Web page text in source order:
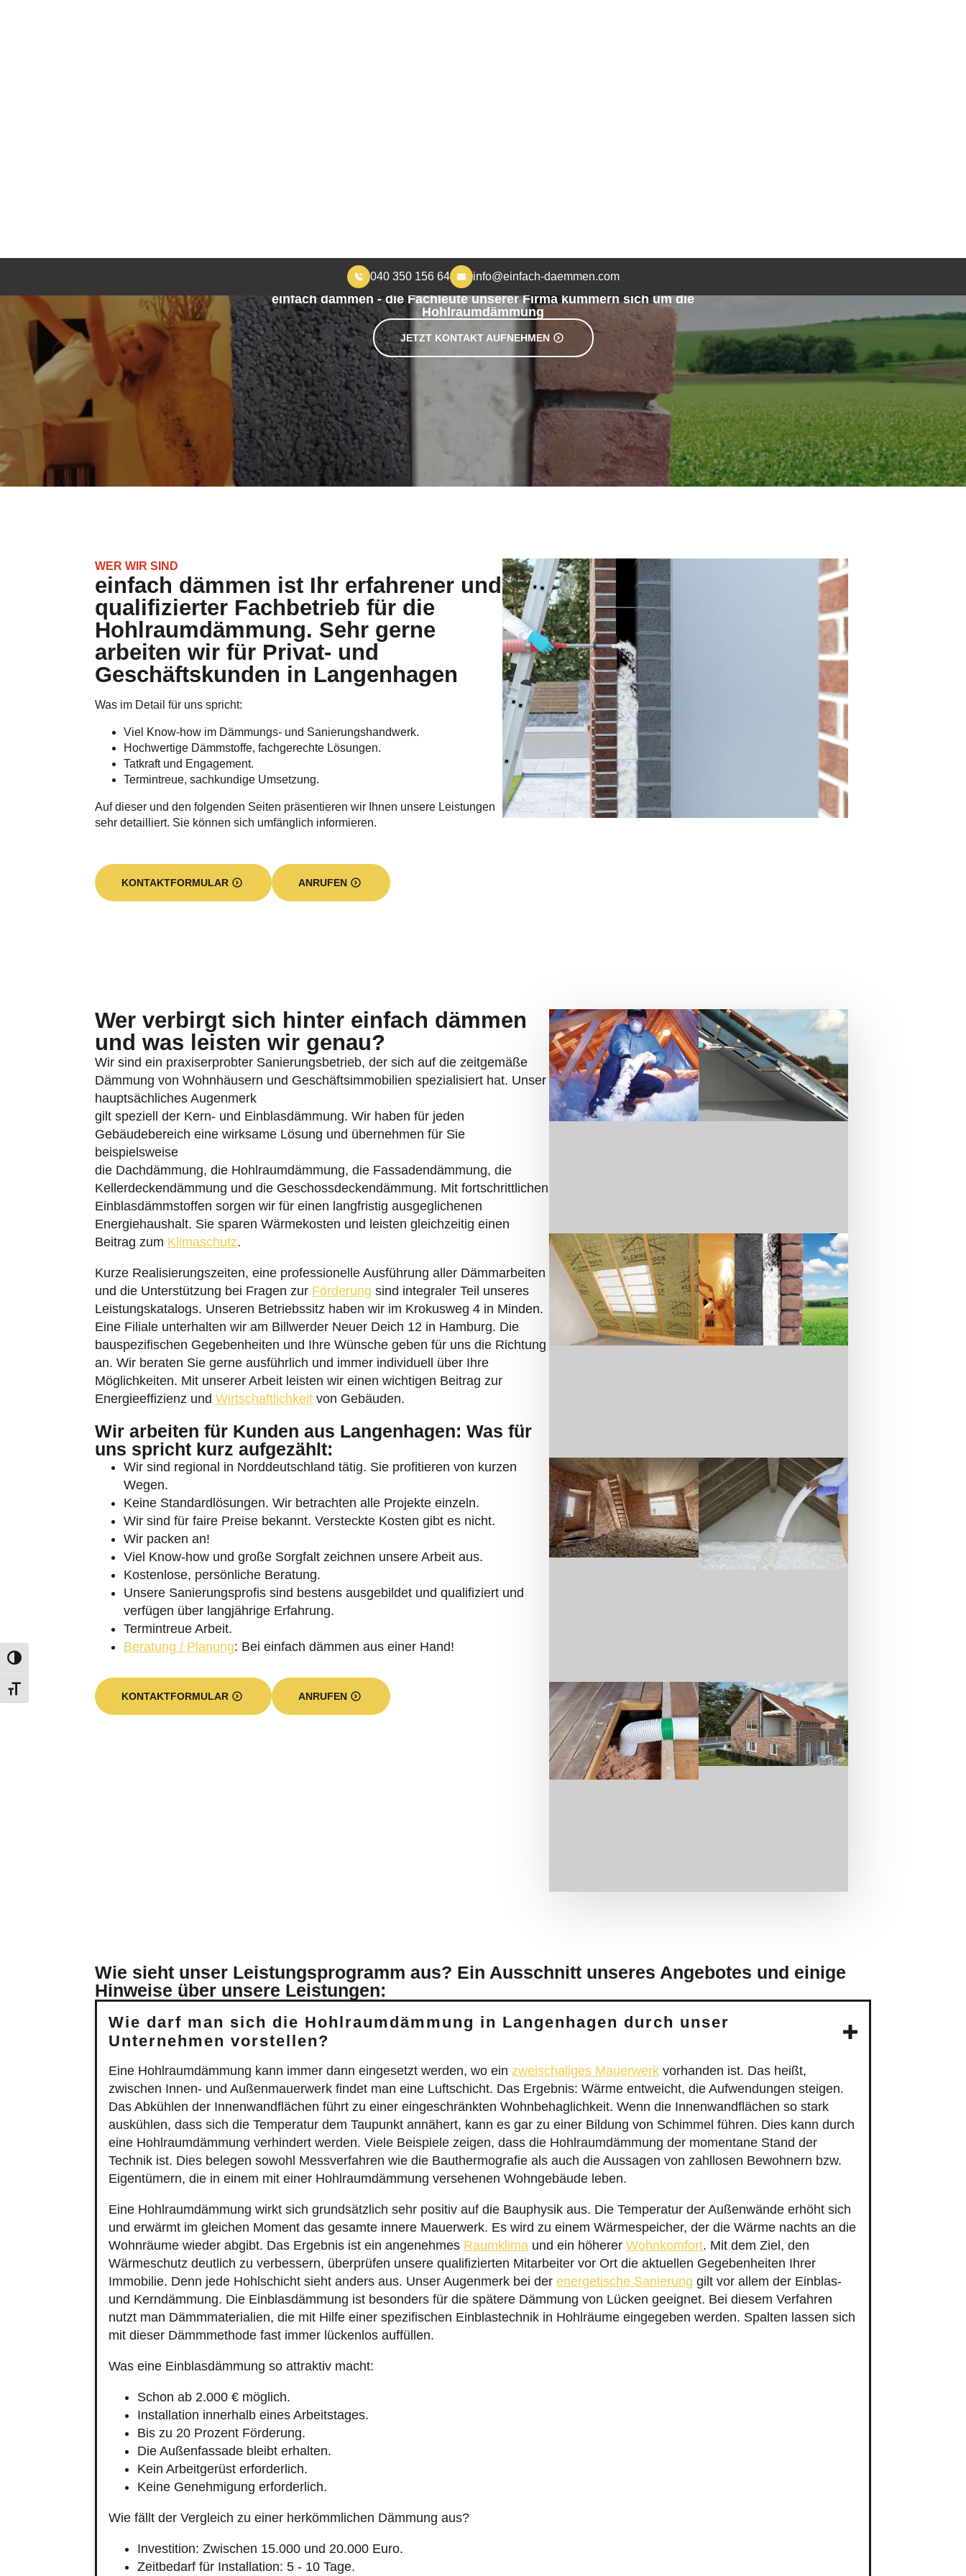
Umschalten auf hohe Kontraste
Langenhagen
einfach dämmen - die Fachleute unserer Firma kümmern sich um die
Hohlraumdämmung
JETZT KONTAKT AUFNEHMEN
WER WIR SIND
einfach dämmen ist Ihr erfahrener und
qualifizierter Fachbetrieb für die
Hohlraumdämmung. Sehr gerne
arbeiten wir für Privat- und
Geschäftskunden in Langenhagen
Was im Detail für uns spricht:
Viel Know-how im Dämmungs- und Sanierungshandwerk.
Hochwertige Dämmstoffe, fachgerechte Lösungen.
Tatkraft und Engagement.
Termintreue, sachkundige Umsetzung.
Auf dieser und den folgenden Seiten präsentieren wir Ihnen unsere Leistungen
sehr detailliert. Sie können sich umfänglich informieren.
KONTAKTFORMULAR ANRUFEN
Wer verbirgt sich hinter einfach dämmen
und was leisten wir genau?
Wir sind ein praxiserprobter Sanierungsbetrieb, der sich auf die zeitgemäße
Dämmung von Wohnhäusern und Geschäftsimmobilien spezialisiert hat. Unser
hauptsächliches Augenmerk
gilt speziell der Kern- und Einblasdämmung. Wir haben für jeden
Gebäudebereich eine wirksame Lösung und übernehmen für Sie
beispielsweise
die Dachdämmung, die Hohlraumdämmung, die Fassadendämmung, die
Kellerdeckendämmung und die Geschossdeckendämmung. Mit fortschrittlichen
Einblasdämmstoffen sorgen wir für einen langfristig ausgeglichenen
Energiehaushalt. Sie sparen Wärmekosten und leisten gleichzeitig einen
Beitrag zum Klimaschutz.
Kurze Realisierungszeiten, eine professionelle Ausführung aller Dämmarbeiten
und die Unterstützung bei Fragen zur Förderung sind integraler Teil unseres
Leistungskatalogs. Unseren Betriebssitz haben wir im Krokusweg 4 in Minden.
Eine Filiale unterhalten wir am Billwerder Neuer Deich 12 in Hamburg. Die
bauspezifischen Gegebenheiten und Ihre Wünsche geben für uns die Richtung
an. Wir beraten Sie gerne ausführlich und immer individuell über Ihre
Möglichkeiten. Mit unserer Arbeit leisten wir einen wichtigen Beitrag zur
Energieeffizienz und Wirtschaftlichkeit von Gebäuden.
Wir arbeiten für Kunden aus Langenhagen: Was für
uns spricht kurz aufgezählt:
Wir sind regional in Norddeutschland tätig. Sie profitieren von kurzen
Wegen.
Keine Standardlösungen. Wir betrachten alle Projekte einzeln.
Wir sind für faire Preise bekannt. Versteckte Kosten gibt es nicht.
Wir packen an!
Viel Know-how und große Sorgfalt zeichnen unsere Arbeit aus.
Kostenlose, persönliche Beratung.
Unsere Sanierungsprofis sind bestens ausgebildet und qualifiziert und
verfügen über langjährige Erfahrung.
Termintreue Arbeit.
Beratung / Planung: Bei einfach dämmen aus einer Hand!
KONTAKTFORMULAR ANRUFEN
Wie sieht unser Leistungsprogramm aus? Ein Ausschnitt unseres Angebotes und einige
Hinweise über unsere Leistungen:
Wie darf man sich die Hohlraumdämmung in Langenhagen durch unser
Unternehmen vorstellen?
Eine Hohlraumdämmung kann immer dann eingesetzt werden, wo ein zweischaliges Mauerwerk vorhanden ist. Das heißt,
zwischen Innen- und Außenmauerwerk findet man eine Luftschicht. Das Ergebnis: Wärme entweicht, die Aufwendungen steigen.
Das Abkühlen der Innenwandflächen führt zu einer eingeschränkten Wohnbehaglichkeit. Wenn die Innenwandflächen so stark
auskühlen, dass sich die Temperatur dem Taupunkt annähert, kann es gar zu einer Bildung von Schimmel führen. Dies kann durch
eine Hohlraumdämmung verhindert werden. Viele Beispiele zeigen, dass die Hohlraumdämmung der momentane Stand der
Technik ist. Dies belegen sowohl Messverfahren wie die Bauthermografie als auch die Aussagen von zahllosen Bewohnern bzw.
Eigentümern, die in einem mit einer Hohlraumdämmung versehenen Wohngebäude leben.
Eine Hohlraumdämmung wirkt sich grundsätzlich sehr positiv auf die Bauphysik aus. Die Temperatur der Außenwände erhöht sich
und erwärmt im gleichen Moment das gesamte innere Mauerwerk. Es wird zu einem Wärmespeicher, der die Wärme nachts an die
Wohnräume wieder abgibt. Das Ergebnis ist ein angenehmes Raumklima und ein höherer Wohnkomfort. Mit dem Ziel, den
Wärmeschutz deutlich zu verbessern, überprüfen unsere qualifizierten Mitarbeiter vor Ort die aktuellen Gegebenheiten Ihrer
Immobilie. Denn jede Hohlschicht sieht anders aus. Unser Augenmerk bei der energetische Sanierung gilt vor allem der Einblas-
und Kerndämmung. Die Einblasdämmung ist besonders für die spätere Dämmung von Lücken geeignet. Bei diesem Verfahren
nutzt man Dämmmaterialien, die mit Hilfe einer spezifischen Einblastechnik in Hohlräume eingegeben werden. Spalten lassen sich
mit dieser Dämmmethode fast immer lückenlos auffüllen.
Was eine Einblasdämmung so attraktiv macht:
Schon ab 2.000 € möglich.
Installation innerhalb eines Arbeitstages.
Bis zu 20 Prozent Förderung.
Die Außenfassade bleibt erhalten.
Kein Arbeitgerüst erforderlich.
Keine Genehmigung erforderlich.
Wie fällt der Vergleich zu einer herkömmlichen Dämmung aus?
Investition: Zwischen 15.000 und 20.000 Euro.
Zeitbedarf für Installation: 5 - 10 Tage.